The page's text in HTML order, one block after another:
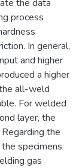
the data
process
In general,
and higher
a higher
all-weld
For welded
layer, the
the
specimens
gas